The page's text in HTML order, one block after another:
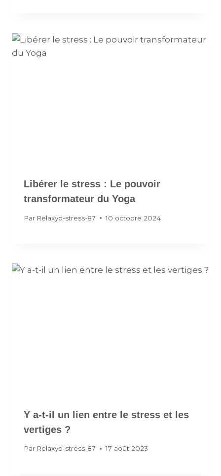
Libérer le stress : Le pouvoir
transformateur du Yoga
Par Relaxyo-stress-87 10 octobre 2024
Y a-t-il un lien entre le stress et les
vertiges ?
Par Relaxyo-stress-87 17 août 2023